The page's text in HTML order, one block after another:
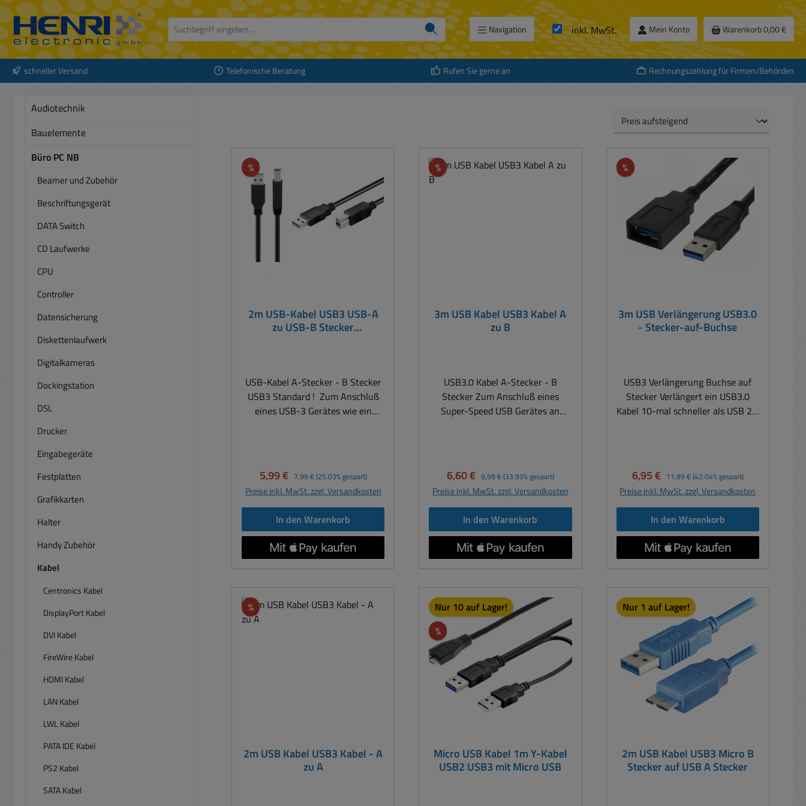
Hauptinhalt springen
Zur Suche springen
Zur Hauptnavigation springen
Navigation inkl. MwSt. Mein Konto Warenkorb0,00 €
schneller Versand Telefonische Beratung Rufen Sie gerne an Rechnungszahlung für Firmen/Behörden
Audiotechnik
Bauelemente
Büro PC NB
Beamer und Zubehör
Beschriftungsgerät
DATA Switch
CD Laufwerke
CPU
Controller
Datensicherung
Diskettenlaufwerk
Digitalkameras
Dockingstation
DSL
Drucker
Eingabegeräte
Festplatten
Grafikkarten
Halter
Handy Zubehör
Kabel
Centronics Kabel
DisplayPort Kabel
DVI Kabel
FireWire Kabel
HDMI Kabel
LAN Kabel
LWL Kabel
PATA IDE Kabel
PS2 Kabel
SATA Kabel
%Rabatt
2m USB-Kabel USB3 USB-A
zu USB-B Stecker
USB-Kabel A-Stecker - B Stecker
USB3 Standard ! Zum Anschluß
eines USB-3 Gerätes wie ein
10-mal schneller als USB 2.0
Super-Speed USB 3.0 für sehr
schnellsten Datentransfer
Vollständig geschirmt zur
Reduzierung elektromagnetischer
Interferenzen und anderer
Störquellen Abwärts kompatibel
Verkaufspreis:
5,99 € Regulärer Preis:
7,99 € (25.03% gespart)
Preise inkl. MwSt. zzgl. Versandkosten
In den Warenkorb
%Rabatt
3m USB Kabel USB3 Kabel A
zu B
USB3.0 Kabel A-Stecker - B
Stecker Zum Anschluß eines
Super-Speed USB Gerätes an
Vollständig geschirmt zur
Reduzierung elektromagnetischer
Interferenzen und anderer
Störquellen Länge: 3 Meter
Abwärts kompatibel
Verkaufspreis:
6,60 € Regulärer Preis:
9,99 € (33.93% gespart)
Preise inkl. MwSt. zzgl. Versandkosten
In den Warenkorb
%Rabatt
3m USB Verlängerung USB3.0
- Stecker-auf-Buchse
USB3 Verlängerung Buchse auf
Stecker Verlängert ein USB3.0
Kabel 10-mal schneller als USB 2.0
elektromagnetischer Interferenzen
und anderer Störquellen
Standards: UL 2725 USB 3.0
Anschlüsse: (1) USB 3.0 Standard-
A-Stecker (1) USB 3.0 Standard-A-
Buchse Vernickelt, vergossener
PVC-Stecker Kabel: 28 AWG-
Isolationswiderstand: 5-MOhm
Durchgangswiderstand: 10-Ohm
Verkaufspreis:
6,95 € Regulärer Preis:
11,99 € (42.04% gespart)
Preise inkl. MwSt. zzgl. Versandkosten
In den Warenkorb
%Rabatt
2m USB Kabel USB3 Kabel - A
zu A
Nur 10 auf Lager!
%Rabatt
Micro USB Kabel 1m Y-Kabel
USB2 USB3 mit Micro USB
Nur 1 auf Lager!
2m USB Kabel USB3 Micro B
Stecker auf USB A Stecker